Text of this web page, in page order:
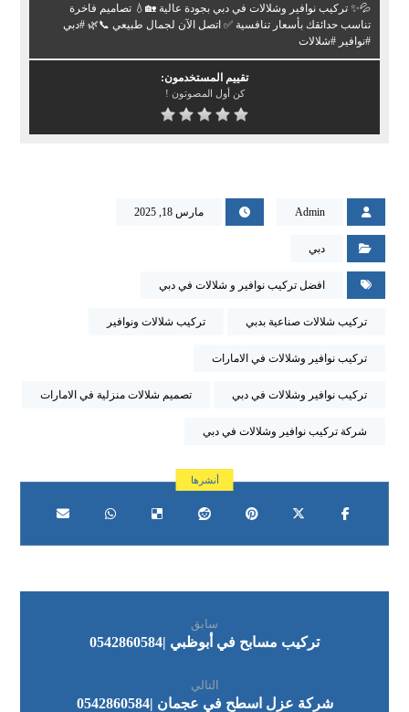
💦✨ تركيب نوافير وشلالات في دبي بجودة عالية 🏡💧 تصاميم فاخرة
تناسب حدائقك بأسعار تنافسية ✅ اتصل الآن لجمال طبيعي 📞🌿 #دبي
#نوافير #شلالات
تقييم المستخدمون:
كن أول المصوتون !
Admin مارس 18, 2025
دبي
افضل تركيب نوافير و شلالات في دبي
تركيب شلالات صناعية بدبي تركيب شلالات ونوافير
تركيب نوافير وشلالات في الامارات
تركيب نوافير وشلالات في دبي تصميم شلالات منزلية في الامارات
شركة تركيب نوافير وشلالات في دبي
سابق
تركيب مسابح في أبوظبي |0542860584
التالي
شركة عزل اسطح في عجمان |0542860584